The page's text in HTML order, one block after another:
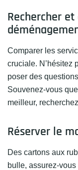
Rechercher
Comparer les
cruciale. N’hésitez
poser des
Souvenez-vous
meilleur,
Réserver le
Des cartons aux
bulle, assurez-